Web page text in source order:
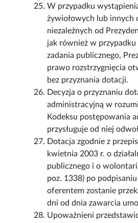
W przypadku
żywiołowych lub innych
niezależnych od
jak również w przypadku
zadania publicznego,
prawo rozstrzygnięcia
bez przyznania dotacji.
Decyzja o przyznaniu
administracyjną w
Kodeksu postępowania
przysługuje od niej
Dotacja zgodnie z
kwietnia 2003 r. o
publicznego i o
poz. 1338) po
oferentem zostanie
dni od dnia zawarcia
Upoważnieni